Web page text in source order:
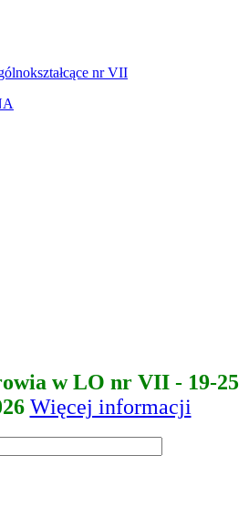
nr VII
w LO nr VII - 19-25
Więcej informacji